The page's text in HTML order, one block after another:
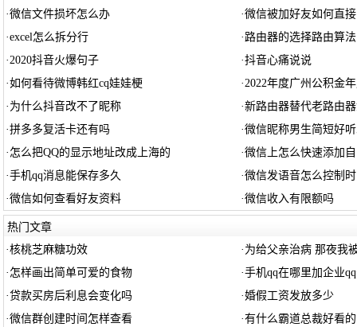
·微信文件损坏怎么办 ·微信被加好友如何直
·excel怎么拆分行 · 路由器的选择路由算法
·2020抖音火爆句子 ·抖音心痛说说
·如何看待微博韩红cq娃娃梗 ·2022年度广州公积金
· 为什么抖音改不了昵称 ·新路由器替代老路由
·拼多多复活卡还有吗 ·微信昵称男生简短好
· 怎么把QQ的显示地址改成上海的 ·微信上怎么快速添加
·手机qq消息能保存多久 ·微信发语音怎么控制
·微信如何查看好友资料 ·微信收入有限额吗
热门文章
·核桃芝麻糖功效 · 为给父亲治病 那夜我
· 怎样画出简单可爱的食物 ·手机qq在哪里加企业
·贷款买房后利息会变化吗 ·婚假工资发放多少
·微信群创建时间怎样查看 ·有什么霸道总裁好看